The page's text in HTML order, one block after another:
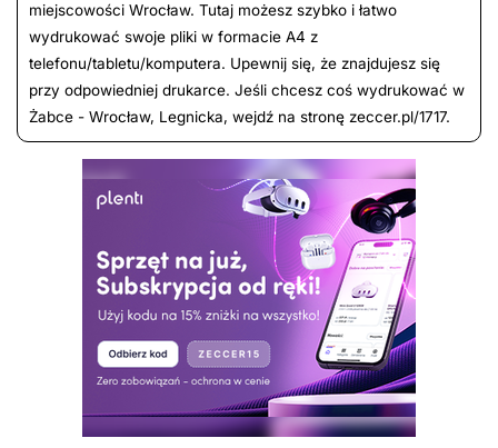
miejscowości Wrocław. Tutaj możesz szybko i łatwo
wydrukować swoje pliki w formacie A4 z
telefonu/tabletu/komputera. Upewnij się, że znajdujesz się
przy odpowiedniej drukarce. Jeśli chcesz coś wydrukować w
Żabce - Wrocław, Legnicka, wejdź na stronę zeccer.pl/1717.